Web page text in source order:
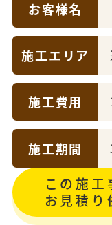
お客様名
施工エリア
施工費用
施工期間
この施工
お見積り